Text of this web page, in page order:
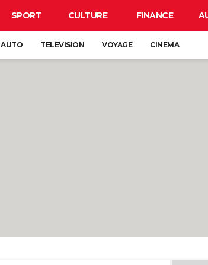
SPORT CULTURE FINANCE
AUTO TELEVISION VOYAGE CINEMA